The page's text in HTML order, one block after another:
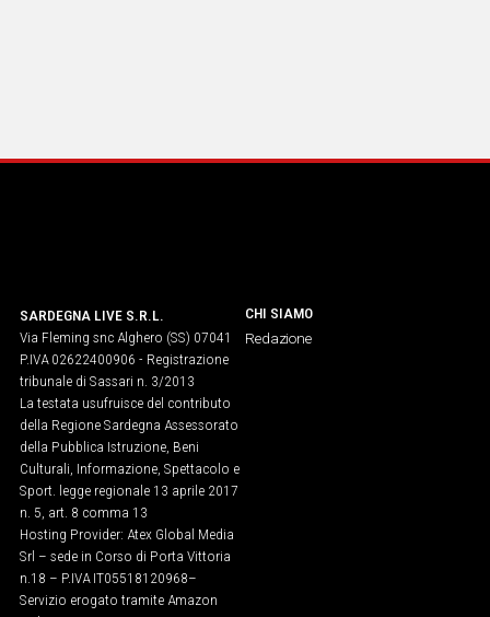
SARDEGNA LIVE S.R.L.
Via Fleming snc Alghero (SS) 07041
P.IVA 02622400906 - Registrazione
tribunale di Sassari n. 3/2013
La testata usufruisce del contributo
della Regione Sardegna Assessorato
della Pubblica Istruzione, Beni
Culturali, Informazione, Spettacolo e
Sport. legge regionale 13 aprile 2017
n. 5, art. 8 comma 13
Hosting Provider: Atex Global Media
Srl – sede in Corso di Porta Vittoria
n.18 – P.IVA IT05518120968​–
Servizio erogato tramite Amazon
CHI SIAMO
Redazione